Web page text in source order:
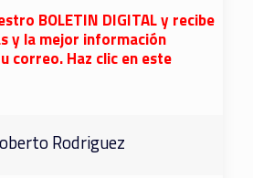
BOLETIN DIGITAL y recibe
y la mejor información
correo. Haz clic en este
Rodriguez